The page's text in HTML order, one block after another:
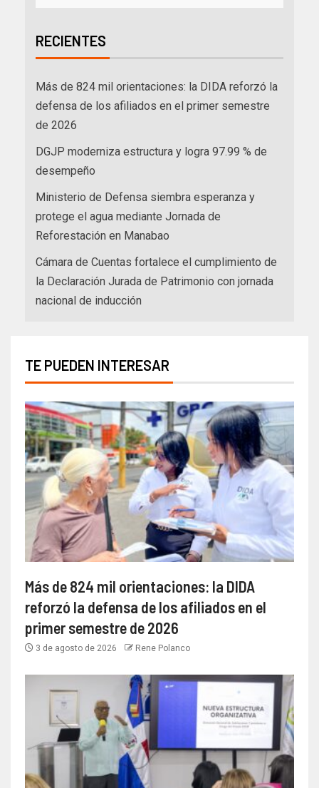
RECIENTES
Más de 824 mil orientaciones: la DIDA reforzó la
defensa de los afiliados en el primer semestre
de 2026
DGJP moderniza estructura y logra 97.99 % de
desempeño
Ministerio de Defensa siembra esperanza y
protege el agua mediante Jornada de
Reforestación en Manabao
Cámara de Cuentas fortalece el cumplimiento de
la Declaración Jurada de Patrimonio con jornada
nacional de inducción
TE PUEDEN INTERESAR
Más de 824 mil orientaciones: la DIDA
reforzó la defensa de los afiliados en el
primer semestre de 2026
3 de agosto de 2026 Rene Polanco